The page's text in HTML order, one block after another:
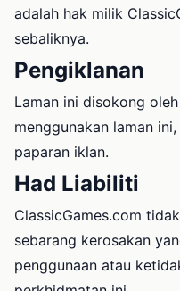
adalah hak milik
sebaliknya.
Pengiklanan
Laman ini disokong
menggunakan laman
paparan iklan.
Had Liabiliti
ClassicGames.com
sebarang kerosakan
penggunaan atau